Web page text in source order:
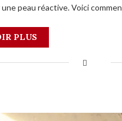
peau réactive. Voici
PLUS